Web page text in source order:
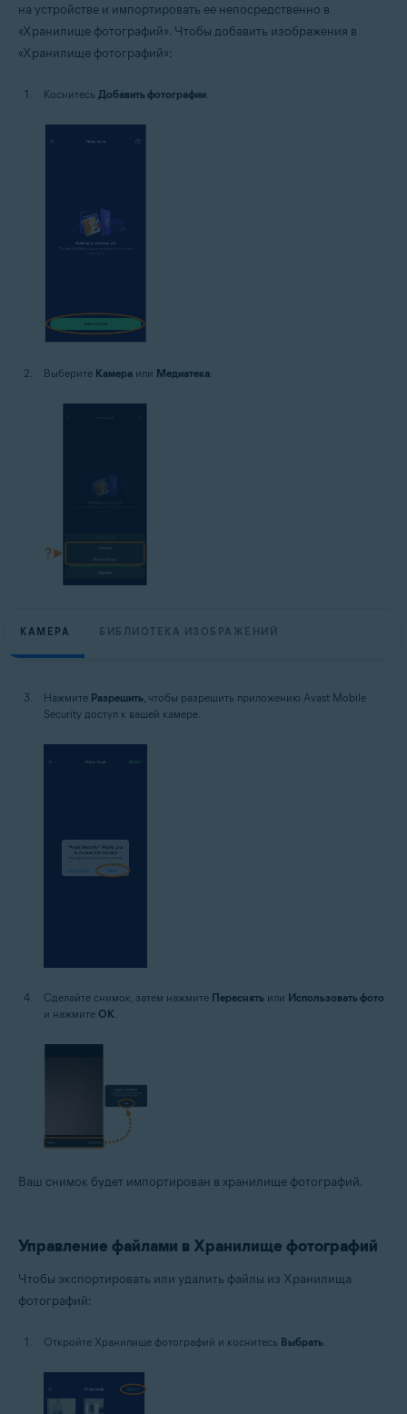
на устройстве и импортировать ее непосредственно в
«Хранилище фотографий». Чтобы добавить изображения в
«Хранилище фотографий»:
Коснитесь Добавить фотографии
Выберите Камера или Медиатека:
КАМЕРА БИБЛИОТЕКА ИЗОБРАЖЕНИЙ
Нажмите Разрешить , чтобы разрешить приложению Avast Mobile
Security доступ к вашей камере.
Сделайте снимок, затем нажмите Переснять или Использовать фото
и нажмите ОК.
Ваш снимок будет импортирован в хранилище фотографий.
Управление файлами в Хранилище фотографий
Чтобы экспортировать или удалить файлы из Хранилища
фотографий:
Откройте Хранилище фотографий и коснитесь Выбрать.